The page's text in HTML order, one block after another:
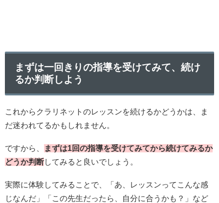
まずは一回きりの指導を受けてみて、続け
るか判断しよう
これからクラリネットのレッスンを続けるかどうかは、ま
だ迷われてるかもしれません。
ですから、
まずは1回の指導を受けてみてから続けてみるか
どうか判断してみると良いでしょう。
実際に体験してみることで、「あ、レッスンってこんな感
じなんだ」「この先生だったら、自分に合うかも？」など